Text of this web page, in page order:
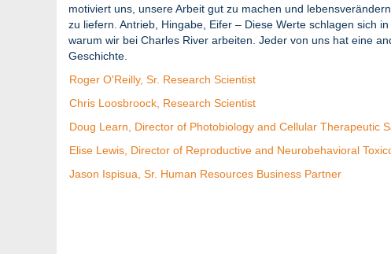
motiviert uns, unsere Arbeit gut zu machen und
zu liefern. Antrieb, Hingabe, Eifer – Diese Werte schlagen sich
warum wir bei Charles River arbeiten. Jeder von uns hat eine
Geschichte.
Roger O'Reilly, Sr. Research Scientist
Chris Loosbroock, Research Scientist
Doug Learn, Director of Photobiology and Cellular Therapeutic
Elise Lewis, Director of Reproductive and Neurobehavioral
Jason Ispisua, Sr. Human Resources Business Partner